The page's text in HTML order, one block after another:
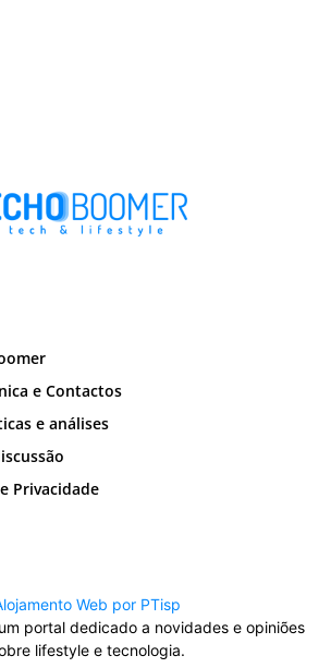
e Contactos
e análises
Privacidade
Web por PTisp
portal dedicado a novidades e opiniões
lifestyle e tecnologia.